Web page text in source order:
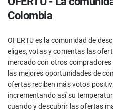
Colombia
OFERTU es la comunidad de
eliges, votas y comentas las
mercado con otros
las mejores oportunidades de
ofertas reciben más votos
incrementando así su
cuando y descubrir las ofertas